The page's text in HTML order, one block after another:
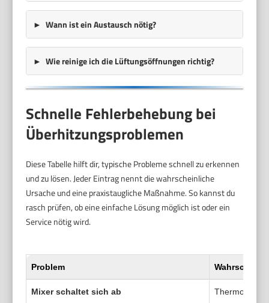
Wann ist ein Austausch nötig?
Wie reinige ich die Lüftungsöffnungen richtig?
Schnelle Fehlerbehebung bei
Überhitzungsproblemen
Diese Tabelle hilft dir, typische Probleme schnell zu erkennen
und zu lösen. Jeder Eintrag nennt die wahrscheinliche
Ursache und eine praxistaugliche Maßnahme. So kannst du
rasch prüfen, ob eine einfache Lösung möglich ist oder ein
Service nötig wird.
Problem
Mixer schaltet sich ab